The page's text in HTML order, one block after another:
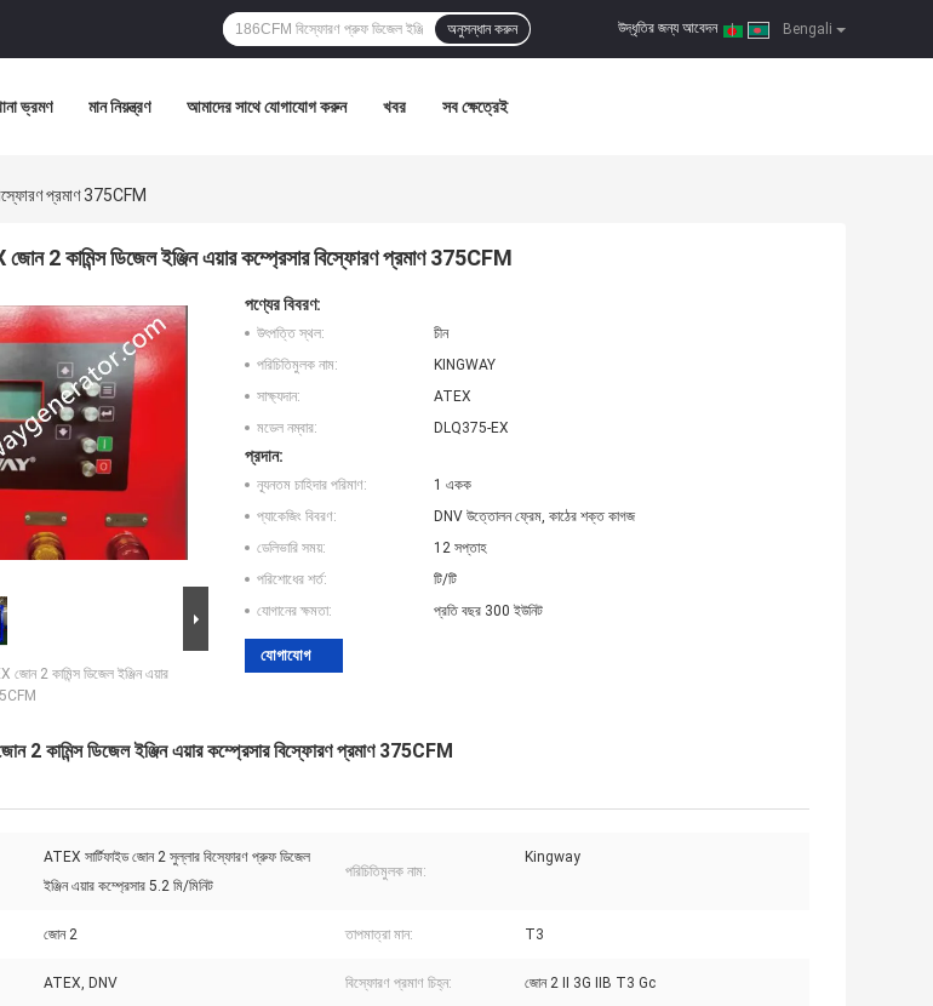
Bengali
উদ্ধৃতির জন্য আবেদন |
অনুসন্ধান করুন
ভ্রমণ মান নিয়ন্ত্রণ আমাদের সাথে যোগাযোগ করুন খবর সব ক্ষেত্রেই
প্রমাণ 375CFM
2 কামিন্স ডিজেল ইঞ্জিন এয়ার কম্প্রেসার বিস্ফোরণ প্রমাণ 375CFM
2 কামিন্স ডিজেল ইঞ্জিন এয়ার
পণ্যের বিবরণ:
উৎপত্তি স্থল:
চীন
পরিচিতিমুলক নাম:
KINGWAY
সাক্ষ্যদান:
ATEX
মডেল নম্বার:
DLQ375-EX
প্রদান:
ন্যূনতম চাহিদার পরিমাণ:
1 একক
প্যাকেজিং বিবরণ:
DNV উত্তোলন ফ্রেম, কাঠের শক্ত কাগজ
ডেলিভারি সময়:
12 সপ্তাহ
পরিশোধের শর্ত:
টি/টি
যোগানের ক্ষমতা:
প্রতি বছর 300 ইউনিট
যোগাযোগ
কামিন্স ডিজেল ইঞ্জিন এয়ার কম্প্রেসার বিস্ফোরণ প্রমাণ 375CFM
ATEX সার্টিফাইড জোন 2 সুল্লার বিস্ফোরণ প্রুফ ডিজেল
ইঞ্জিন এয়ার কম্প্রেসার 5.2 মি/মিনিট
পরিচিতিমুলক নাম:
Kingway
জোন 2 তাপমাত্রা মান: T3
ATEX, DNV বিস্ফোরণ প্রমাণ চিহ্ন: জোন 2 II 3G IIB T3 Gc